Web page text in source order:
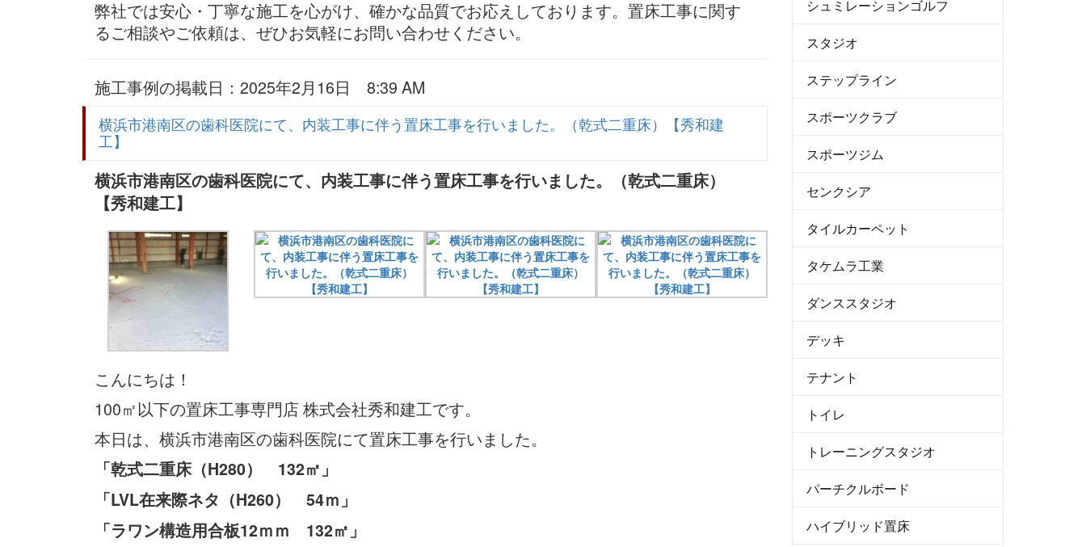
弊社では安心・丁寧な施工を心がけ、確かな品質でお応えしております。置床工事に関す
るご相談やご依頼は、ぜひお気軽にお問い合わせください。
施工事例の掲載日：2025年2月16日 8:39 AM
横浜市港南区の歯科医院にて、内装工事に伴う置床工事を行いました。（乾式二重床）【秀和建
工】
横浜市港南区の歯科医院にて、内装工事に伴う置床工事を行いました。（乾式二重床）
【秀和建工】
こんにちは！
100㎡以下の置床工事専門店 株式会社秀和建工です。
本日は、横浜市港南区の歯科医院にて置床工事を行いました。
「乾式二重床（H280） 132㎡」
「LVL在来際ネタ（H260） 54ｍ」
「ラワン構造用合板12ｍｍ 132㎡」
シュミレーションゴルフ
スタジオ
ステップライン
スポーツクラブ
スポーツジム
センクシア
タイルカーペット
タケムラ工業
ダンススタジオ
デッキ
テナント
トイレ
トレーニングスタジオ
パーチクルボード
ハイブリッド置床